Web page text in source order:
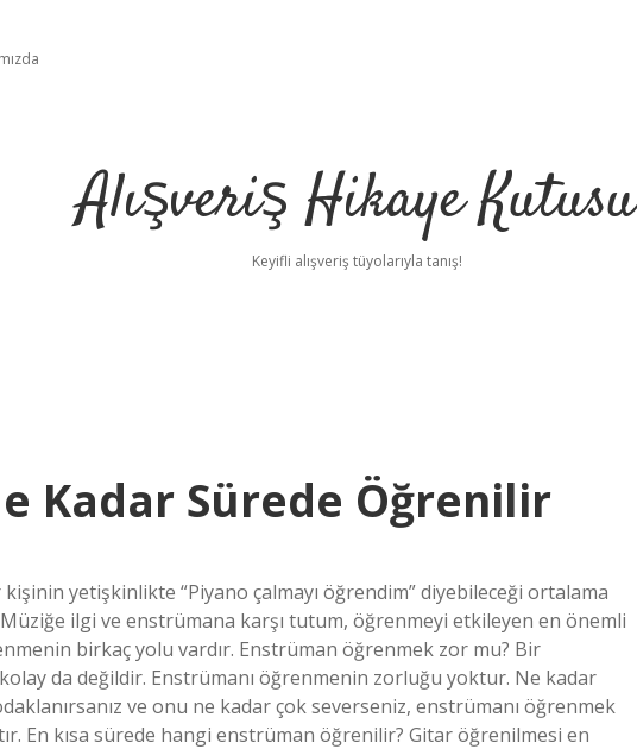
Alışveriş Hikaye Kutusu
Keyifli alışveriş tüyolarıyla tanış!
Kadar Sürede Öğrenilir
yetişkinlikte “Piyano çalmayı öğrendim” diyebileceği ortalama
ilgi ve enstrümana karşı tutum, öğrenmeyi etkileyen en önemli
birkaç yolu vardır. Enstrüman öğrenmek zor mu? Bir
da değildir. Enstrümanı öğrenmenin zorluğu yoktur. Ne kadar
ve onu ne kadar çok severseniz, enstrümanı öğrenmek
En kısa sürede hangi enstrüman öğrenilir? Gitar öğrenilmesi en